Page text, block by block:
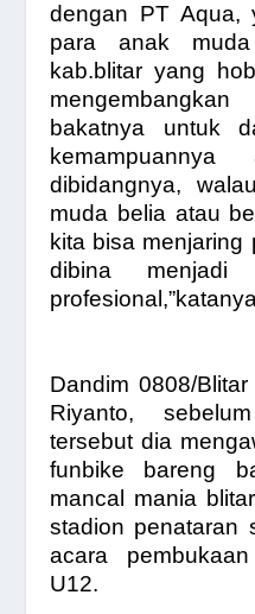
dengan PT Aqua,
para anak
kab.blitar yang
bakatnya untuk
dibidangnya,
muda belia atau
kita bisa menjaring
dibina
Dandim 0808/
Riyanto,
tersebut dia
funbike bareng
mancal mania
stadion penataran
acara
U12.